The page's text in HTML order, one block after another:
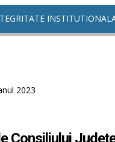
2023
Consiliului